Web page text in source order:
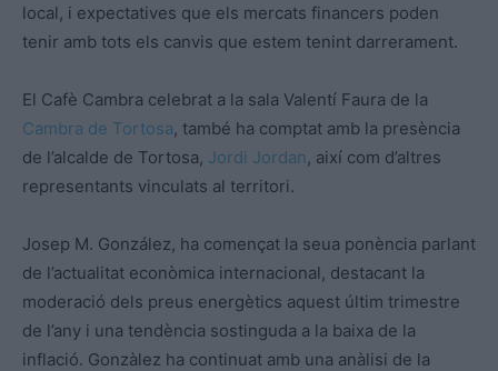
local, i expectatives que els mercats financers poden
tenir amb tots els canvis que estem tenint darrerament.
El Cafè Cambra celebrat a la sala Valentí Faura de la
Cambra de Tortosa, també ha comptat amb la presència
de l’alcalde de Tortosa, Jordi Jordan, així com d’altres
representants vinculats al territori.
Josep M. González, ha començat la seua ponència parlant
de l’actualitat econòmica internacional, destacant la
moderació dels preus energètics aquest últim trimestre
de l’any i una tendència sostinguda a la baixa de la
inflació. Gonzàlez ha continuat amb una anàlisi de la